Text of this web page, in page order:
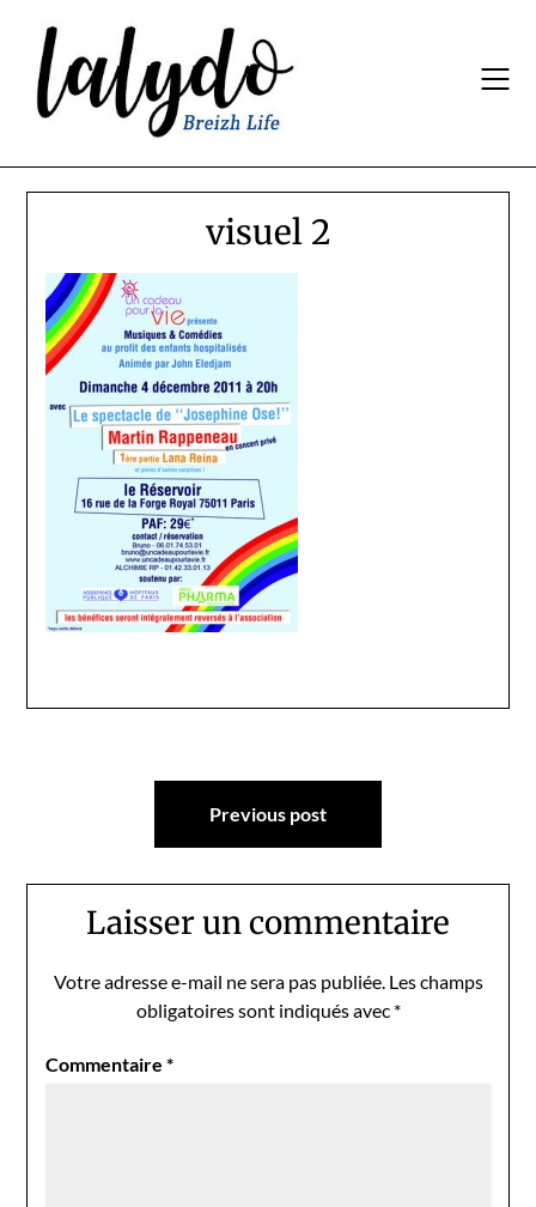
content
visuel 2
Navigation
Previous post
Laisser un commentaire
Votre adresse e-mail ne sera pas publiée. Les champs
obligatoires sont indiqués avec *
Commentaire*